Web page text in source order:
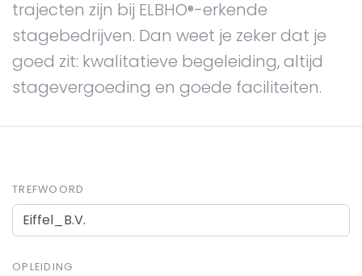
trajecten zijn bij ELBHO®-erkende
stagebedrijven. Dan weet je zeker dat je
goed zit: kwalitatieve begeleiding, altijd
stagevergoeding en goede faciliteiten.
TREFWOORD
OPLEIDING